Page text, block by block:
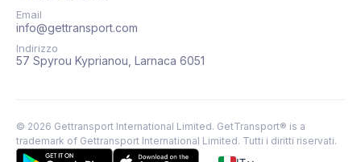
Email
info@gettransport.com
Indirizzo
57 Spyrou Kyprianou, Larnaca 6051
© 2026 Gettransport International Limited. GetTransport® is a
trademark of Gettransport International Limited. Tutti i diritti riservati.